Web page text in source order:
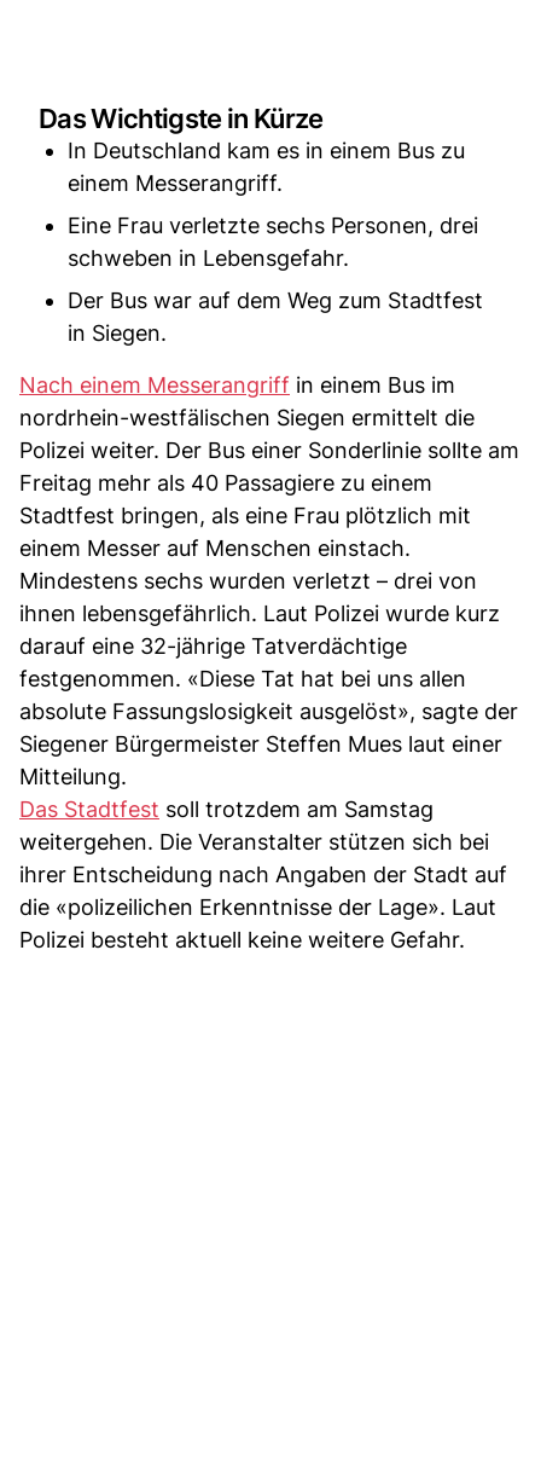
Das Wichtigste in Kürze
In Deutschland kam es in einem Bus zu
einem Messerangriff.
Eine Frau verletzte sechs Personen, drei
schweben in Lebensgefahr.
Der Bus war auf dem Weg zum Stadtfest
in Siegen.
Nach einem Messerangriff in einem Bus im
nordrhein-westfälischen Siegen ermittelt die
Polizei weiter. Der Bus einer Sonderlinie sollte am
Freitag mehr als 40 Passagiere zu einem
Stadtfest bringen, als eine Frau plötzlich mit
einem Messer auf Menschen einstach.
Mindestens sechs wurden verletzt – drei von
ihnen lebensgefährlich. Laut Polizei wurde kurz
darauf eine 32-jährige Tatverdächtige
festgenommen. «Diese Tat hat bei uns allen
absolute Fassungslosigkeit ausgelöst», sagte der
Siegener Bürgermeister Steffen Mues laut einer
Mitteilung.
Das Stadtfest soll trotzdem am Samstag
weitergehen. Die Veranstalter stützen sich bei
ihrer Entscheidung nach Angaben der Stadt auf
die «polizeilichen Erkenntnisse der Lage». Laut
Polizei besteht aktuell keine weitere Gefahr.